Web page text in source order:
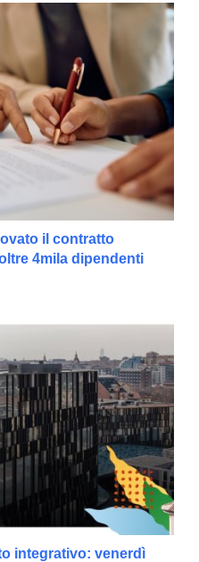
il contratto
4mila dipendenti
integrativo: venerdì